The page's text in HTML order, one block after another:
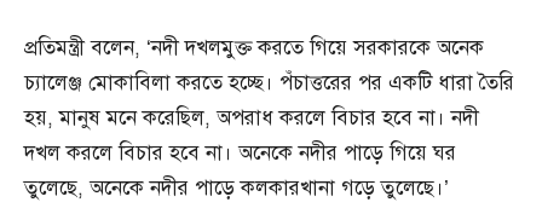
প্রতিমন্ত্রী বলেন, ‘নদী দখলমুক্ত করতে গিয়ে সরকারকে অনেক
চ্যালেঞ্জ মোকাবিলা করতে হচ্ছে। পঁচাত্তরের পর একটি ধারা তৈরি
হয়, মানুষ মনে করেছিল, অপরাধ করলে বিচার হবে না। নদী
দখল করলে বিচার হবে না। অনেকে নদীর পাড়ে গিয়ে ঘর
তুলেছে, অনেকে নদীর পাড়ে কলকারখানা গড়ে তুলেছে।’